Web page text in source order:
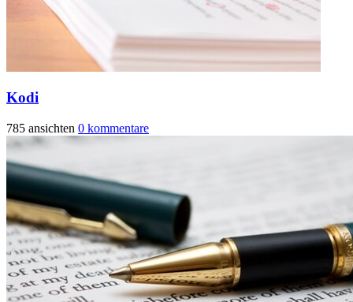
Kodi
785 ansichten 0 kommentare